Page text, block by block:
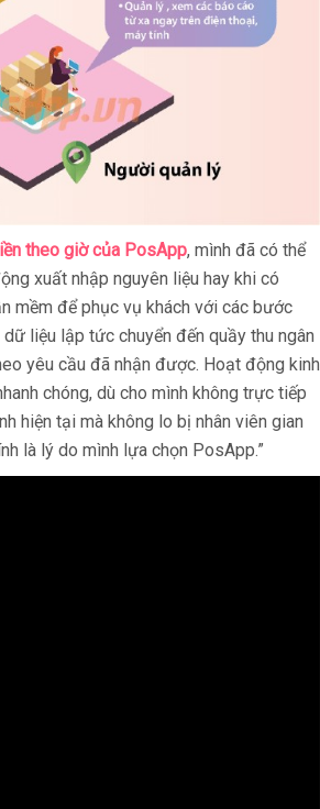
theo giờ của PosApp, mình đã có thể
xuất nhập nguyên liệu hay khi có
mềm để phục vụ khách với các bước
liệu lập tức chuyển đến quầy thu ngân
yêu cầu đã nhận được. Hoạt động kinh
chóng, dù cho mình không trực tiếp
hiện tại mà không lo bị nhân viên gian
là lý do mình lựa chọn PosApp.”